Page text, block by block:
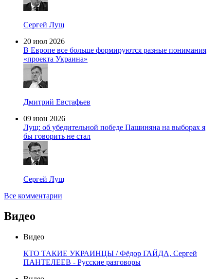
Сергей Лущ
20 июл 2026
В Европе все больше формируются разные понимания
«проекта Украина»
Дмитрий Евстафьев
09 июн 2026
Лущ: об убедительной победе Пашиняна на выборах я
бы говорить не стал
Сергей Лущ
Все комментарии
Видео
Видео
КТО ТАКИЕ УКРАИНЦЫ / Фёдор ГАЙДА, Сергей
ПАНТЕЛЕЕВ - Русские разговоры